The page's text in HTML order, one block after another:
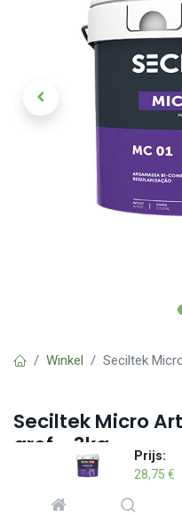
Prijs:
28,75 €
Winkel Seciltek
Seciltek Micro
grof - 3kg
(0 beoordeling)
2-componenten mortel voor